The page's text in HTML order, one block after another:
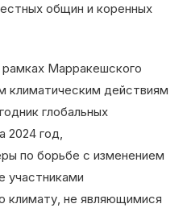
общин и коренных
Марракешского
климатическим действиям
глобальных
2024 год,
по борьбе с изменением
участниками
климату, не являющимися